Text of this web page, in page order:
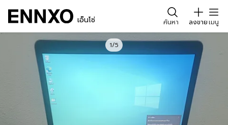
เอ็นโซ่ ค้นหา ลงขายเมนู
1/5